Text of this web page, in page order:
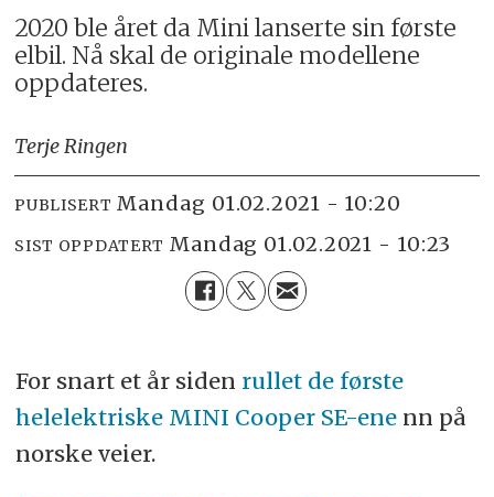
2020 ble året da Mini lanserte sin første
elbil. Nå skal de originale modellene
oppdateres.
Terje Ringen
PUBLISERT mandag 01.02.2021 - 10:20
SIST OPPDATERT mandag 01.02.2021 - 10:23
For snart et år siden rullet de første
helelektriske MINI Cooper SE-enenn på
norske veier.